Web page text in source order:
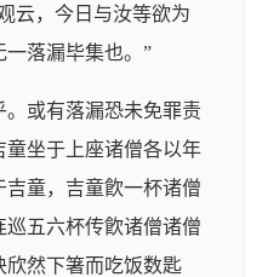
云，今日与汝等欲为
落漏毕集也。”
或有落漏恐未免罪责
坐于上座诸僧各以年
童，吉童飮一杯诸僧
五六杯传飮诸僧诸僧
欣然下箸而吃饭数匙